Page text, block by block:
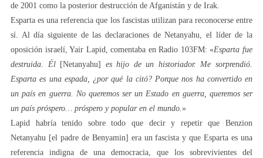
de 2001 como la posterior destrucción de Afganistán y de Irak.
Esparta es una referencia que los fascistas utilizan para reconocerse entre
sí. Al día siguiente de las declaraciones de Netanyahu, el líder de la
oposición israelí, Yair Lapid, comentaba en Radio 103FM: «Esparta fue
destruida. Él[Netanyahu] es hijo de un historiador. Me sorprendió.
Esparta es una espada, ¿por qué la citó? Porque nos ha convertido en
un país en guerra. No queremos ser un Estado en guerra, queremos ser
un país próspero… próspero y popular en el mundo.»
Lapid habría tenido sobre todo que decir y repetir que Benzion
Netanyahu [el padre de Benyamin] era un fascista y que Esparta es una
referencia indigna de una democracia, que los sobrevivientes del